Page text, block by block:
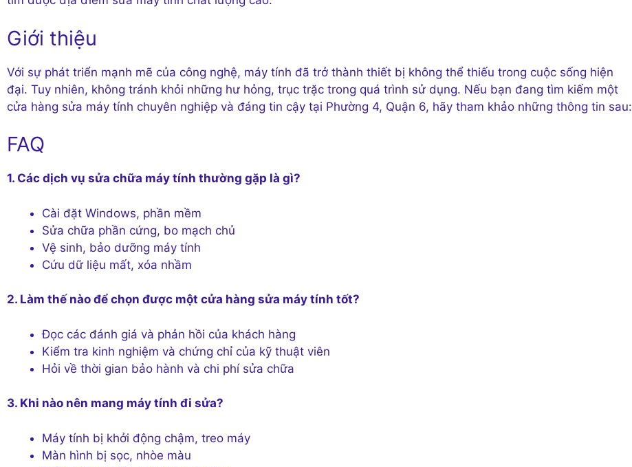
Giới thiệu
Với sự phát triển mạnh mẽ của công nghệ, máy tính đã trở thành thiết bị không thể thiếu trong cuộc sống hiện
đại. Tuy nhiên, không tránh khỏi những hư hỏng, trục trặc trong quá trình sử dụng. Nếu bạn đang tìm kiếm một
cửa hàng sửa máy tính chuyên nghiệp và đáng tin cậy tại Phường 4, Quận 6, hãy tham khảo những thông tin sau:
FAQ
1. Các dịch vụ sửa chữa máy tính thường gặp là gì?
Cài đặt Windows, phần mềm
Sửa chữa phần cứng, bo mạch chủ
Vệ sinh, bảo dưỡng máy tính
Cứu dữ liệu mất, xóa nhầm
2. Làm thế nào để chọn được một cửa hàng sửa máy tính tốt?
Đọc các đánh giá và phản hồi của khách hàng
Kiểm tra kinh nghiệm và chứng chỉ của kỹ thuật viên
Hỏi về thời gian bảo hành và chi phí sửa chữa
3. Khi nào nên mang máy tính đi sửa?
Máy tính bị khởi động chậm, treo máy
Màn hình bị sọc, nhòe màu